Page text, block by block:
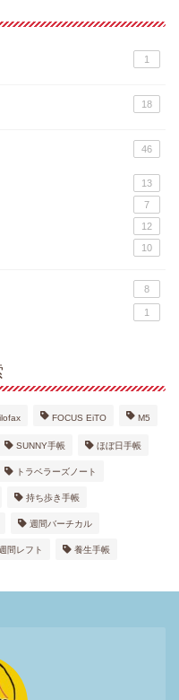
1
18
46
13
7
12
10
8
1
FOCUS EiTO M5
SUNNY手帳 ほぼ日手帳
トラベラーズノート
持ち歩き手帳
週間バーチカル
間レフト 養生手帳